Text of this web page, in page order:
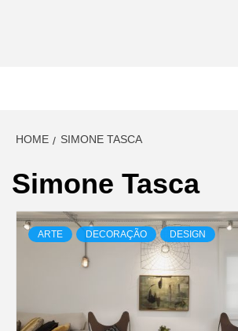
HOME SIMONE TASCA
Simone Tasca
ARTE DECORAÇÃO DESIGN